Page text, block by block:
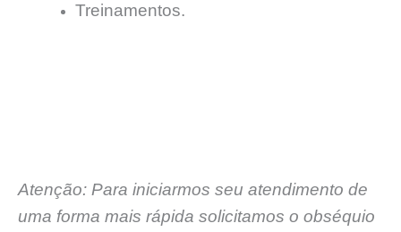
Treinamentos.
Atenção: Para iniciarmos seu atendimento de
uma forma mais rápida solicitamos o obséquio